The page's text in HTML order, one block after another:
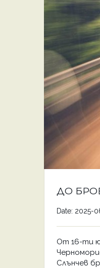
ДО
Date: 2025-
От 16-ти
Слънчев